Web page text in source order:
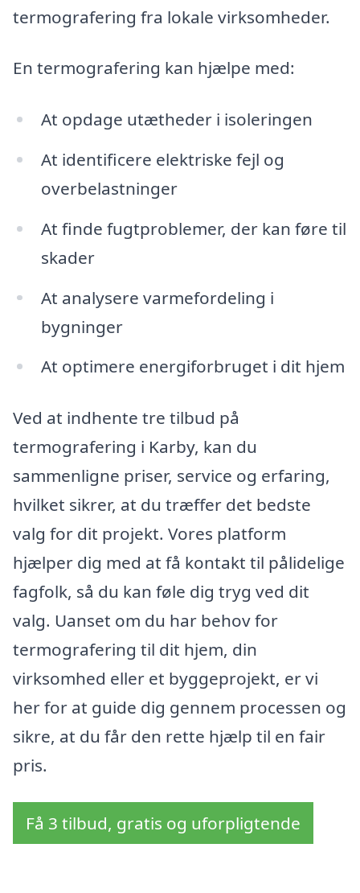
termografering fra lokale virksomheder.
En termografering kan hjælpe med:
At opdage utætheder i isoleringen
At identificere elektriske fejl og
overbelastninger
At finde fugtproblemer, der kan føre til
skader
At analysere varmefordeling i
bygninger
At optimere energiforbruget i dit hjem
Ved at indhente tre tilbud på
termografering i Karby, kan du
sammenligne priser, service og erfaring,
hvilket sikrer, at du træffer det bedste
valg for dit projekt. Vores platform
hjælper dig med at få kontakt til pålidelige
fagfolk, så du kan føle dig tryg ved dit
valg. Uanset om du har behov for
termografering til dit hjem, din
virksomhed eller et byggeprojekt, er vi
her for at guide dig gennem processen og
sikre, at du får den rette hjælp til en fair
pris.
Få 3 tilbud, gratis og uforpligtende